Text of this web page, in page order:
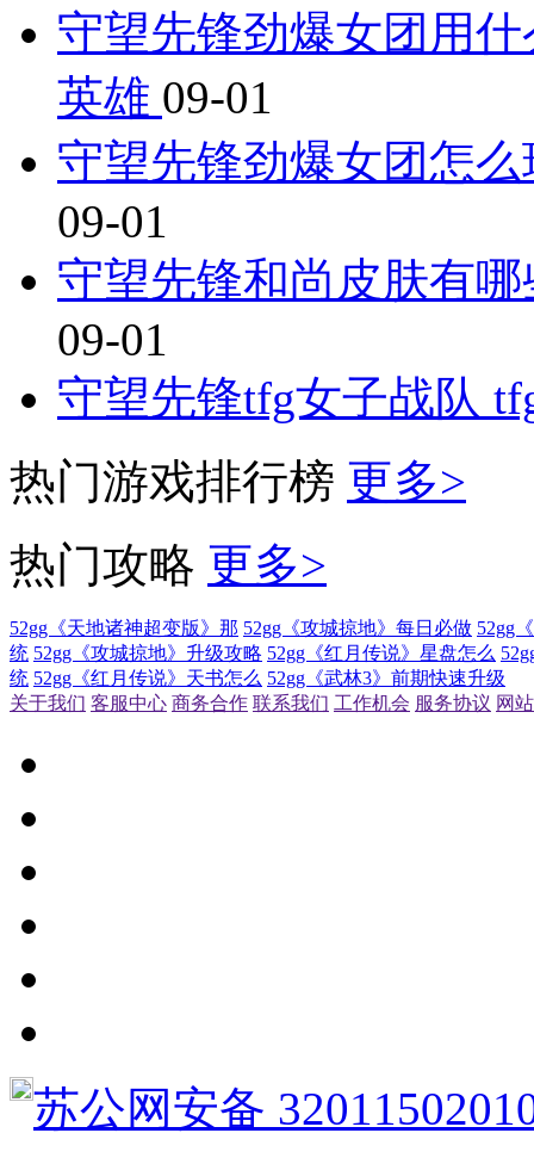
守望先锋劲爆女团用
英雄 09-01
守望先锋劲爆女团怎
09-01
守望先锋和尚皮肤有
09-01
守望先锋tfg女子战队
热门游戏排行榜 更多>
热门攻略 更多>
52gg《天地诸神超变版》那 52gg《攻城掠地》每日必做 52gg
统 52gg《攻城掠地》升级攻略 52gg《红月传说》星盘怎么
统 52gg《红月传说》天书怎么 52gg《武林3》前期快速升级
关于我们 客服中心 商务合作 联系我们 工作机会 服务协议 网
苏公网安备